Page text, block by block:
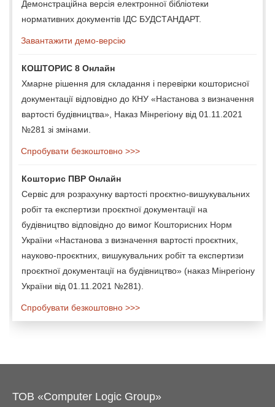
Демонстраційна версія електронної бібліотеки
нормативних документів ІДС БУДСТАНДАРТ.
Завантажити демо-версію
КОШТОРИС 8 Онлайн
Хмарне рішення для складання і перевірки кошторисної
документації відповідно до КНУ «Настанова з визначення
вартості будівництва», Наказ Мінрегіону від 01.11.2021
№281 зі змінами.
Спробувати безкоштовно >>>
Кошторис ПВР Онлайн
Сервіс для розрахунку вартості проєктно-вишукувальних
робіт та експертизи проєктної документації на
будівництво відповідно до вимог Кошторисних Норм
України «Настанова з визначення вартості проєктних,
науково-проєктних, вишукувальних робіт та експертизи
проєктної документації на будівництво» (наказ Мінрегіону
України від 01.11.2021 №281).
Спробувати безкоштовно >>>
ТОВ «Computer Logic Group»